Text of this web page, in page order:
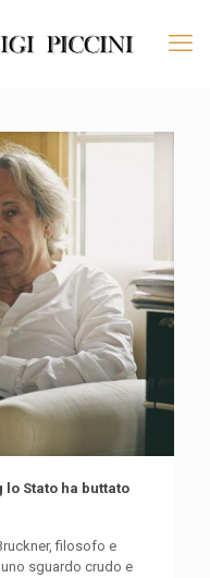
lo Stato ha buttato
filosofo e
sguardo crudo e